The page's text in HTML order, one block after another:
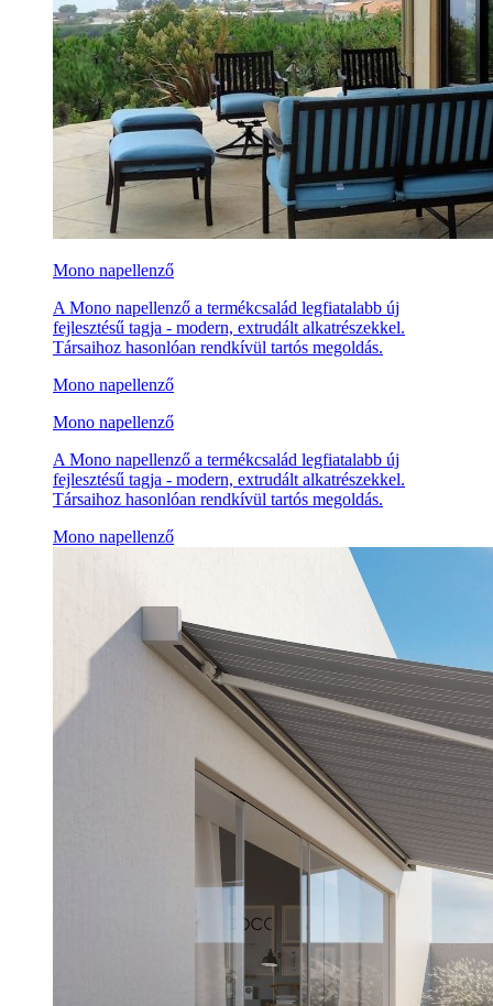
Mono napellenző
A Mono napellenző a termékcsalád legfiatalabb új
fejlesztésű tagja - modern, extrudált alkatrészekkel.
Társaihoz hasonlóan rendkívül tartós megoldás.
Mono napellenző
Mono napellenző
A Mono napellenző a termékcsalád legfiatalabb új
fejlesztésű tagja - modern, extrudált alkatrészekkel.
Társaihoz hasonlóan rendkívül tartós megoldás.
Mono napellenző